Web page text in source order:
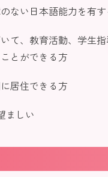
ない日本語能力を有
て、教育活動、学生
とができる方
居住できる方
ましい